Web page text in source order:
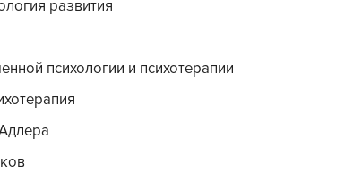
развития
психологии и психотерапии